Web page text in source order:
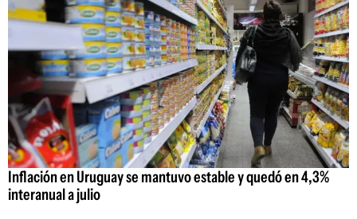
Inflación en Uruguay se mantuvo estable y quedó en 4,3%
interanual a julio